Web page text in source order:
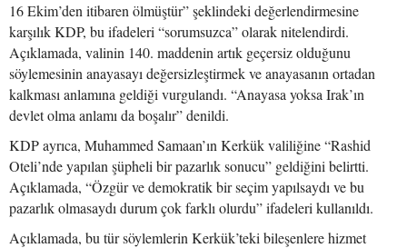
16 Ekim’den itibaren ölmüştür” şeklindeki değerlendirmesine
karşılık KDP, bu ifadeleri “sorumsuzca” olarak nitelendirdi.
Açıklamada, valinin 140. maddenin artık geçersiz olduğunu
söylemesinin anayasayı değersizleştirmek ve anayasanın ortadan
kalkması anlamına geldiği vurgulandı. “Anayasa yoksa Irak’ın
devlet olma anlamı da boşalır” denildi.
KDP ayrıca, Muhammed Samaan’ın Kerkük valiliğine “Rashid
Oteli’nde yapılan şüpheli bir pazarlık sonucu” geldiğini belirtti.
Açıklamada, “Özgür ve demokratik bir seçim yapılsaydı ve bu
pazarlık olmasaydı durum çok farklı olurdu” ifadeleri kullanıldı.
Açıklamada, bu tür söylemlerin Kerkük’teki bileşenlere hizmet